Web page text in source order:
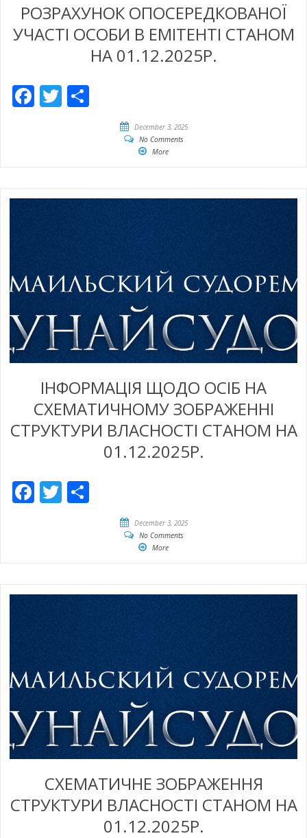
РОЗРАХУНОК ОПОСЕРЕДКОВАНОЇ
УЧАСТІ ОСОБИ В ЕМІТЕНТІ СТАНОМ
НА 01.12.2025Р.
Facebook
Twitter
December 3, 2025
No Comments
More
ІНФОРМАЦІЯ ЩОДО ОСІБ НА
СХЕМАТИЧНОМУ ЗОБРАЖЕННІ
СТРУКТУРИ ВЛАСНОСТІ СТАНОМ НА
01.12.2025Р.
Facebook
Twitter
December 3, 2025
No Comments
More
СХЕМАТИЧНЕ ЗОБРАЖЕННЯ
СТРУКТУРИ ВЛАСНОСТІ СТАНОМ НА
01.12.2025Р.